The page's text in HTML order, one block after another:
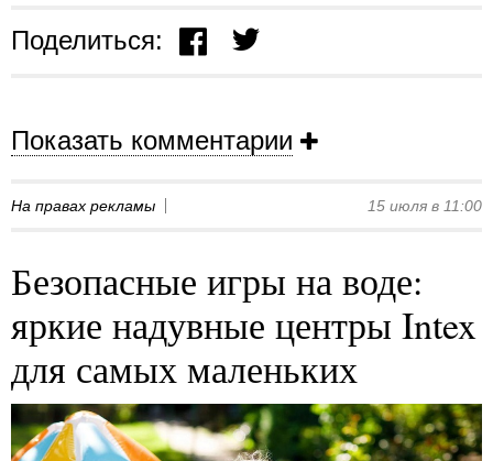
Поделиться:
Показать комментарии
На правах рекламы 15 июля в 11:00
Безопасные игры на воде:
яркие надувные центры Intex
для самых маленьких